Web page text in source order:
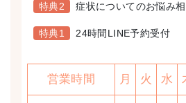
特典2 症状についてのお悩み
特典1 24時間LINE予約受付
営業時間 月 火 水